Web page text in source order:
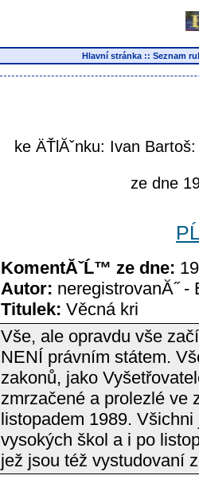
Hlavní stránka :: Seznam
ke ÄŤlĂˇnku: Ivan
ze dne
KomentĂˇĹ™ ze dne:
Autor: neregistrovanĂ˝
Titulek: Věcná kri
Vše, ale opravdu vše
NENÍ právním státem.
zakonů, jako
zmrzačené a prolezlé ve
listopadem 1989.
vysokých škol a i po
jež jsou též vystudovaní